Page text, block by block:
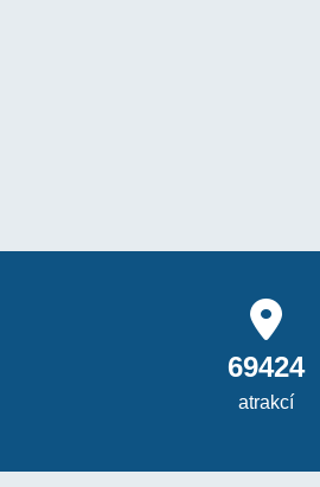
69424
atrakcí